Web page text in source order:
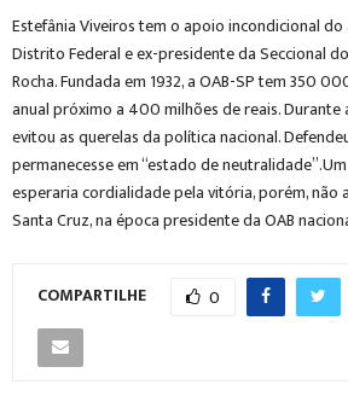
Estefânia Viveiros tem o apoio incondicional
Distrito Federal e ex-presidente da Seccional do
Rocha. Fundada em 1932, a OAB-SP tem 350
anual próximo a 400 milhões de reais. Durante
evitou as querelas da política nacional.
permanecesse em “estado de
esperaria cordialidade pela vitória, porém, não
Santa Cruz, na época presidente da OAB
COMPARTILHE 0